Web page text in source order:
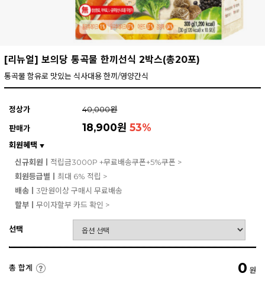
[리뉴얼] 보의당 통곡물 한끼선식 2박스(총20포)
통곡물 함유로 맛있는 식사대용 한끼/영양간식
정상가
40,000원
판매가
18,900원53%
회원혜택 ▼
신규회원ㅣ 적립금3000P +무료배송쿠폰+5%쿠폰 >
회원등급별ㅣ 최대 6% 적립 >
배송ㅣ 3만원이상 구매시 무료배송
할부ㅣ 무이자할부 카드 확인 >
선택
총 합계 0 원